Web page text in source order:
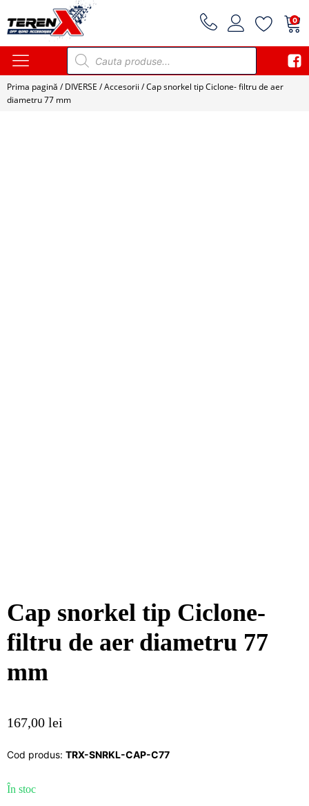
0
Products
search
Prima pagină /DIVERSE /Accesorii / Cap snorkel tip Ciclone- filtru de aer
diametru 77 mm
Cap snorkel tip Ciclone-
filtru de aer diametru 77
mm
167,00 lei
Cod produs: TRX-SNRKL-CAP-C77
În stoc